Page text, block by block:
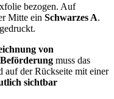
bezogen. Auf
Mitte ein Schwarzes A.
von
muss das
auf der Rückseite mit einer
sichtbar